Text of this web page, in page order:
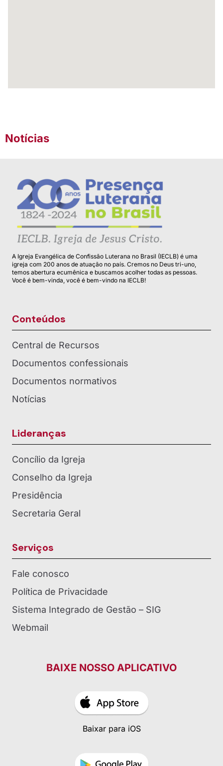
Notícias
A Igreja Evangélica de Confissão Luterana no Brasil (IECLB) é uma
igreja com 200 anos de atuação no país. Cremos no Deus tri-uno,
temos abertura ecumênica e buscamos acolher todas as pessoas.
Você é bem-vinda, você é bem-vindo na IECLB!
Conteúdos
Central de Recursos
Documentos confessionais
Documentos normativos
Notícias
Lideranças
Concílio da Igreja
Conselho da Igreja
Presidência
Secretaria Geral
Serviços
Fale conosco
Política de Privacidade
Sistema Integrado de Gestão – SIG
Webmail
BAIXE NOSSO APLICATIVO
Baixar para iOS